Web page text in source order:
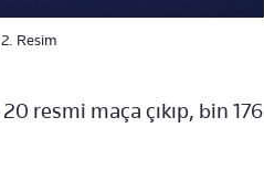
Resim
resmi maça çıkıp, bin 176